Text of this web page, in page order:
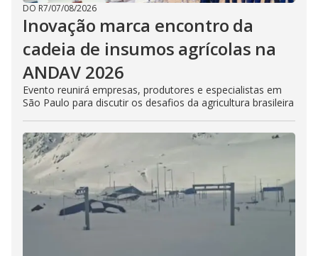
DO R7/07/08/2026
Inovação marca encontro da
cadeia de insumos agrícolas na
ANDAV 2026
Evento reunirá empresas, produtores e especialistas em
São Paulo para discutir os desafios da agricultura brasileira